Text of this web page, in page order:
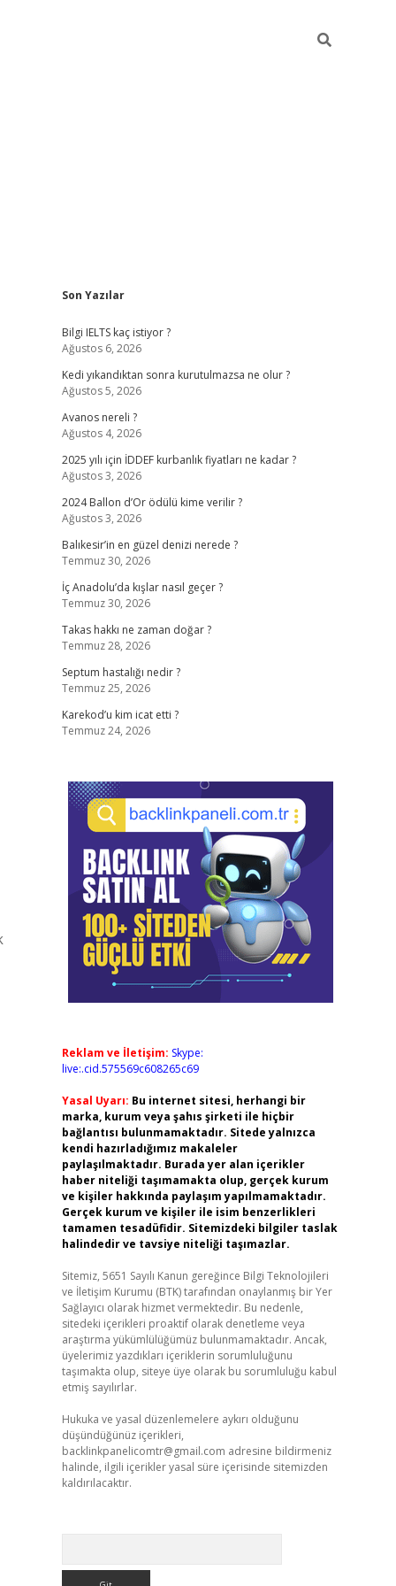
Sidebar
Son Yazılar
Bilgi IELTS kaç istiyor ?
Ağustos 6, 2026
Kedi yıkandıktan sonra kurutulmazsa ne olur ?
Ağustos 5, 2026
Avanos nereli ?
Ağustos 4, 2026
2025 yılı için İDDEF kurbanlık fiyatları ne kadar ?
Ağustos 3, 2026
2024 Ballon d’Or ödülü kime verilir ?
Ağustos 3, 2026
Balıkesir’in en güzel denizi nerede ?
Temmuz 30, 2026
İç Anadolu’da kışlar nasıl geçer ?
Temmuz 30, 2026
Takas hakkı ne zaman doğar ?
Temmuz 28, 2026
Septum hastalığı nedir ?
Temmuz 25, 2026
Karekod’u kim icat etti ?
Temmuz 24, 2026
Reklam ve İletişim: Skype:
live:.cid.575569c608265c69
Yasal Uyarı: Bu internet sitesi, herhangi bir
marka, kurum veya şahıs şirketi ile hiçbir
bağlantısı bulunmamaktadır. Sitede yalnızca
kendi hazırladığımız makaleler
paylaşılmaktadır. Burada yer alan içerikler
haber niteliği taşımamakta olup, gerçek kurum
ve kişiler hakkında paylaşım yapılmamaktadır.
Gerçek kurum ve kişiler ile isim benzerlikleri
tamamen tesadüfidir. Sitemizdeki bilgiler taslak
halindedir ve tavsiye niteliği taşımazlar.
Sitemiz, 5651 Sayılı Kanun gereğince Bilgi Teknolojileri
ve İletişim Kurumu (BTK) tarafından onaylanmış bir Yer
Sağlayıcı olarak hizmet vermektedir. Bu nedenle,
sitedeki içerikleri proaktif olarak denetleme veya
araştırma yükümlülüğümüz bulunmamaktadır. Ancak,
üyelerimiz yazdıkları içeriklerin sorumluluğunu
taşımakta olup, siteye üye olarak bu sorumluluğu kabul
etmiş sayılırlar.
Hukuka ve yasal düzenlemelere aykırı olduğunu
düşündüğünüz içerikleri,
backlinkpanelicomtr@gmail.com adresine bildirmeniz
halinde, ilgili içerikler yasal süre içerisinde sitemizden
kaldırılacaktır.
betciBetexper giriş adresi